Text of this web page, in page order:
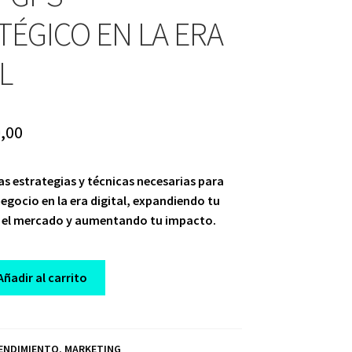
EN LA ERA
Current
is:
$ 20,00.
estrategias y técnicas necesarias para
en la era digital, expandiendo tu
el mercado y aumentando tu impacto.
al carrito
, MARKETING